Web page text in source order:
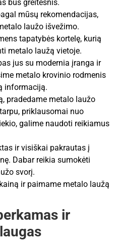
bus greitesnis.
mūsų rekomendacijas,
laužo išvežimo.
tapatybės kortelę, kurią
metalo laužą vietoje.
jus su modernia įranga ir
metalo krovinio rodmenis
informaciją.
pradedame metalo laužo
priklausomai nuo
galime naudoti reikiamus
ir visiškai pakrautas į
Dabar reikia sumokėti
svorį.
ir paimame metalo laužą
ir